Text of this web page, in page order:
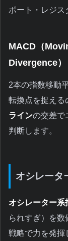
ポート・レジス
MACD（
Divergence）
2本の指数移動
転換点を捉える
ラインの交差で
判断します。
オシレータ
オシレーター系
られすぎ）を数
戦略で力を発揮